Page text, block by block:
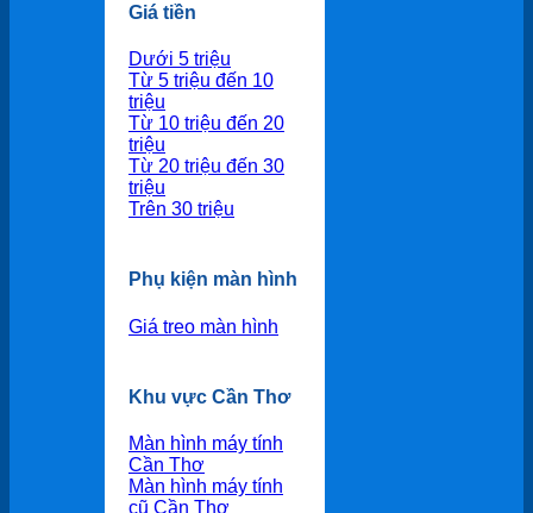
Giá tiền
Dưới 5 triệu
Từ 5 triệu đến 10
triệu
Từ 10 triệu đến 20
triệu
Từ 20 triệu đến 30
triệu
Trên 30 triệu
Phụ kiện màn hình
Giá treo màn hình
Khu vực Cần Thơ
Màn hình máy tính
Cần Thơ
Màn hình máy tính
cũ Cần Thơ